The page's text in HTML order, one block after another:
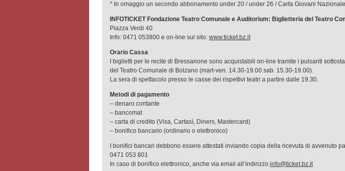
* In omaggio un secondo abbonamento under 20 / under 26 / Carta Giovani Nazionale
INFOTICKET Fondazione Teatro Comunale e Auditorium: Biglietteria del Teatro
Piazza Verdi 40
Info: 0471 053800 e on-line sul sito: www.ticket.bz.it
Orario Cassa
I biglietti per le recite di Bressanone sono acquistabili on-line tramite i pulsanti
del Teatro Comunale di Bolzano (mart-ven. 14.30-19.00 sab. 15.30-19.00).
La sera di spettacolo presso le casse dei rispettivi teatri a partire dalle 19.30.
Metodi di pagamento
– denaro contante
– bancomat
– carta di credito (Visa, Cartasì, Diners, Mastercard)
– bonifico bancario (ordinario o elettronico)
I bonifici bancari debbono essere attestati inviando copia della ricevuta di avvenuto
0471 053 801
In caso di bonifico elettronico, anche via email all’indirizzo info@ticket.bz.it